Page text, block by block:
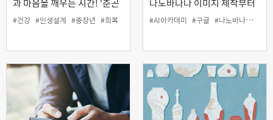
증 대신 회복탄력성 깨우기'
(온라인)
#건강 #인생설계 #중장년 #회복
생성형 AI 영상 만들기까지
#AI아카데미 #구글 #나노바나나